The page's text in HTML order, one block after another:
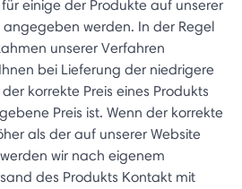
einige der Produkte auf unserer
angegeben werden. In der Regel
unserer Verfahren
bei Lieferung der niedrigere
korrekte Preis eines Produkts
Preis ist. Wenn der korrekte
als der auf unserer Website
wir nach eigenem
des Produkts Kontakt mit